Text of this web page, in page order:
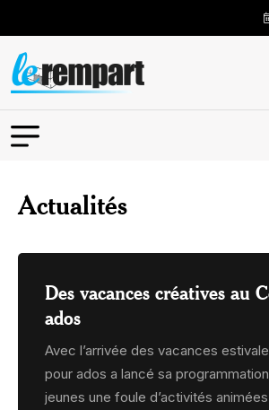
Actualités
Des vacances créatives au
ados
Avec l’arrivée des vacances
pour ados a lancé sa
jeunes une foule d’activités